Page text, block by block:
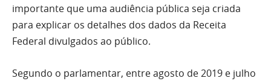
importante que uma audiência pública seja criada
para explicar os detalhes dos dados da Receita
Federal divulgados ao público.
Segundo o parlamentar, entre agosto de 2019 e julho